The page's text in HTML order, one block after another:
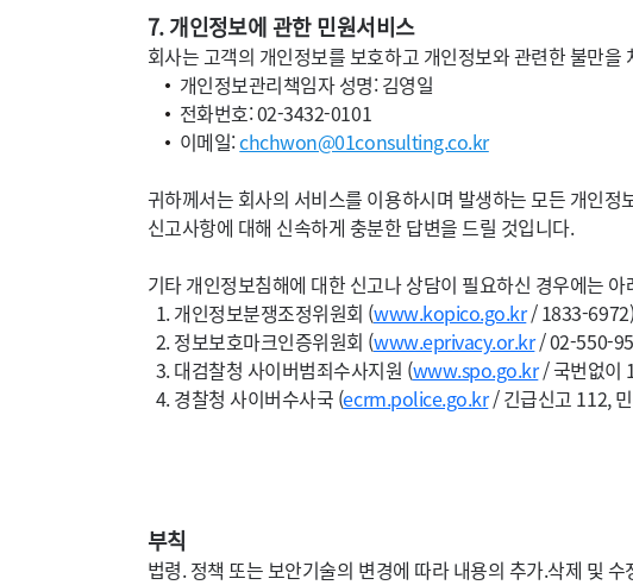
7. 개인정보에 관한 민원서비스
회사는 고객의 개인정보를 보호하고 개인정보와 관련한 불만
개인정보관리책임자 성명: 김영일
전화번호: 02-3432-0101
이메일:chchwon@01consulting.co.kr
귀하께서는 회사의 서비스를 이용하시며 발생하는 모든 개인
신고사항에 대해 신속하게 충분한 답변을 드릴 것입니다.
기타 개인정보침해에 대한 신고나 상담이 필요하신 경우에는
개인정보분쟁조정위원회 (www.kopico.go.kr/ 1833-6972)
정보보호마크인증위원회 (www.eprivacy.or.kr/ 02-550-
대검찰청 사이버범죄수사지원 (www.spo.go.kr/ 국번없이
경찰청 사이버수사국 (ecrm.police.go.kr/ 긴급신고 112,
부칙
법령. 정책 또는 보안기술의 변경에 따라 내용의 추가.삭제 및